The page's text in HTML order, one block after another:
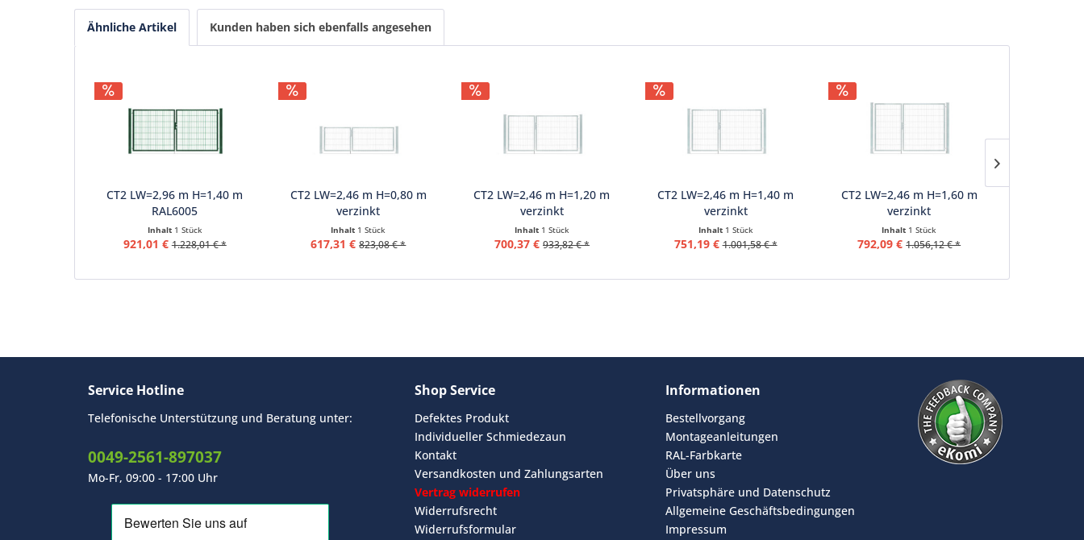
Ähnliche Artikel Kunden haben sich ebenfalls angesehen
CT2 LW=2,96 m H=1,40 m
RAL6005
Inhalt 1 Stück
921,01 € 1.228,01 € *
CT2 LW=2,46 m H=0,80 m
verzinkt
Inhalt 1 Stück
617,31 € 823,08 € *
CT2 LW=2,46 m H=1,20 m
verzinkt
Inhalt 1 Stück
700,37 € 933,82 € *
CT2 LW=2,46 m H=1,40 m
verzinkt
Inhalt 1 Stück
751,19 € 1.001,58 € *
CT2 LW=2,46 m H=1,60 m
verzinkt
Inhalt 1 Stück
792,09 € 1.056,12 € *
Service Hotline
Telefonische Unterstützung und Beratung unter:
0049-2561-897037
Mo-Fr, 09:00 - 17:00 Uhr
Shop Service
Defektes Produkt
Individueller Schmiedezaun
Kontakt
Versandkosten und Zahlungsarten
Vertrag widerrufen
Widerrufsrecht
Widerrufsformular
Informationen
Bestellvorgang
Montageanleitungen
RAL-Farbkarte
Über uns
Privatsphäre und Datenschutz
Allgemeine Geschäftsbedingungen
Impressum